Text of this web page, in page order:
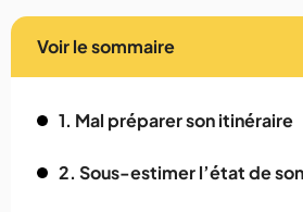
Voir le sommaire
1. Mal préparer son itinéraire
2. Sous-estimer l’état de